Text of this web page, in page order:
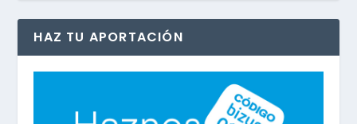
HAZ TU APORTACIÓN